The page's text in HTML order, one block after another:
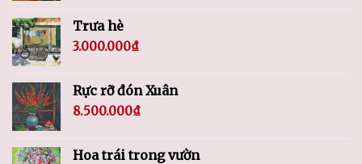
Trưa hè
3.000.000₫
Rực rỡ đón Xuân
8.500.000₫
Hoa trái trong vườn